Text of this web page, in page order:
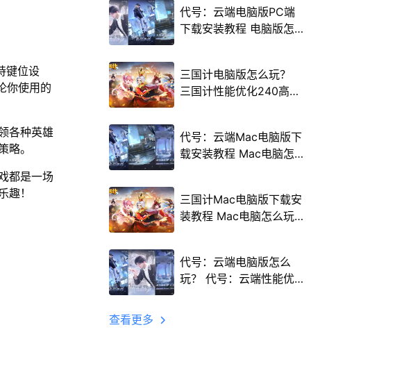
键位设
你使用的
各种英雄
略。
都是一场
趣！
代号：云端电脑版PC端
下载安装教程 电脑版怎
三国计电脑版怎么玩？
三国计性能优化240高帧
代号：云端Mac电脑版下
载安装教程 Mac电脑怎
三国计Mac电脑版下载安
装教程 Mac电脑怎么玩
代号：云端电脑版怎么
玩？ 代号：云端性能优
查看更多